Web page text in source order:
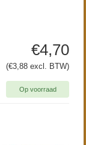
€4,70
(€3,88 excl. BTW)
Op voorraad